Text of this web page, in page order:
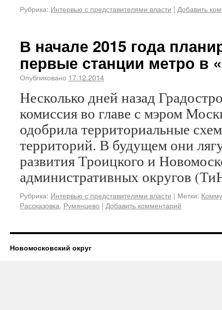
Рубрика: Интервью с представителями власти | Добавить
В начале 2015 года
первые станции метро в
Опубликовано 17.12.2014
Несколько дней назад
комиссия во главе с мэром
одобрила территориальные
территорий. В будущем они
развития Троицкого и
административных округов
Рубрика: Интервью с представителями власти | Метки:
Рассказовка, Румянцево | Добавить комментарий
Новомосковский округ